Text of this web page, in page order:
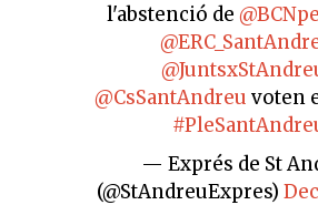
l'abstenció de
@CsSantAndreu voten
— Exprés de St
(@StAndreuExpres)